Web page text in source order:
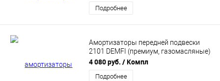
Подробнее
Амортизаторы передней подвески
2101 DEMFI (премиум, газомасляные)
2шт SFC0112
4 080 руб. / Компл
Подробнее